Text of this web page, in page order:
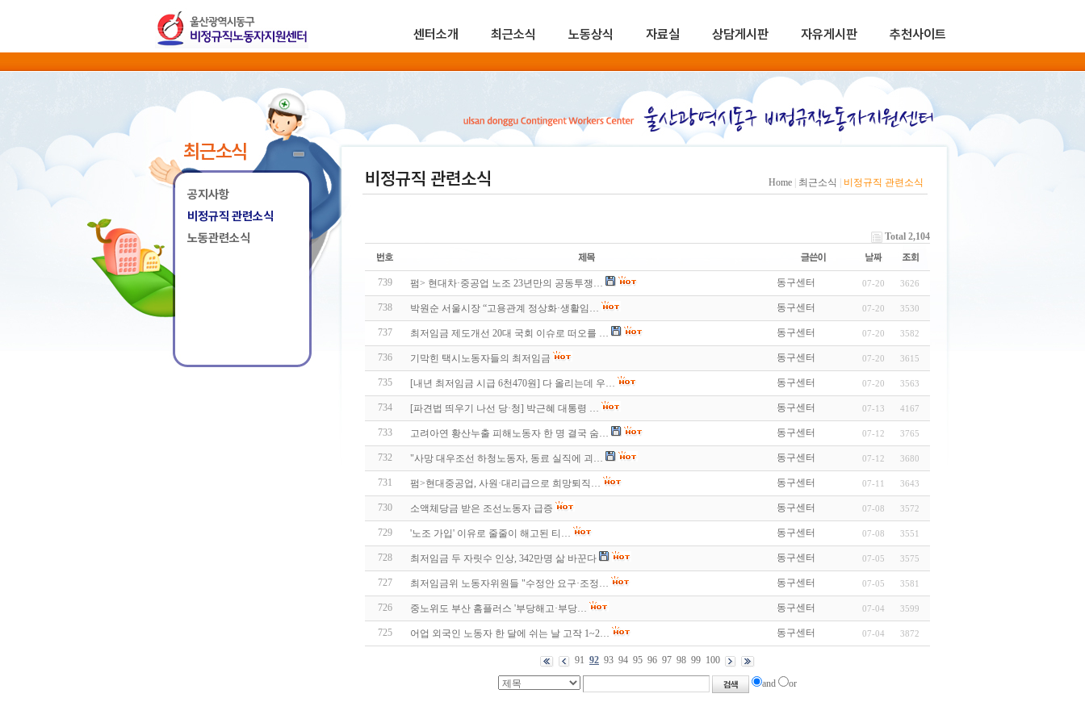
센터소개 최근소식 노동상식 자료실 상담게시판 자유게시판 추천사이트
최근소식
공지사항
비정규직 관련소식
노동관련소식
비정규직 관련소식 Home 최근소식 비정규직 관련소식
Total 2,104
739 펌> 현대차·중공업 노조 23년만의 공동투쟁… 동구센터 07-20 3626
738 박원순 서울시장 “고용관계 정상화·생활임… 동구센터 07-20 3530
737 최저임금 제도개선 20대 국회 이슈로 떠오를 … 동구센터 07-20 3582
736 기막힌 택시노동자들의 최저임금 동구센터 07-20 3615
735 [내년 최저임금 시급 6천470원] 다 올리는데 우… 동구센터 07-20 3563
734 [파견법 띄우기 나선 당·청] 박근혜 대통령 … 동구센터 07-13 4167
733 고려아연 황산누출 피해노동자 한 명 결국 숨… 동구센터 07-12 3765
732 "사망 대우조선 하청노동자, 동료 실직에 괴… 동구센터 07-12 3680
731 펌>현대중공업, 사원·대리급으로 희망퇴직… 동구센터 07-11 3643
730 소액체당금 받은 조선노동자 급증 동구센터 07-08 3572
729 '노조 가입' 이유로 줄줄이 해고된 티… 동구센터 07-08 3551
728 최저임금 두 자릿수 인상, 342만명 삶 바꾼다 동구센터 07-05 3575
727 최저임금위 노동자위원들 "수정안 요구·조정… 동구센터 07-05 3581
726 중노위도 부산 홈플러스 '부당해고·부당… 동구센터 07-04 3599
725 어업 외국인 노동자 한 달에 쉬는 날 고작 1~2… 동구센터 07-04 3872
91 92 93 94 95 96 97 98 99 100
and or